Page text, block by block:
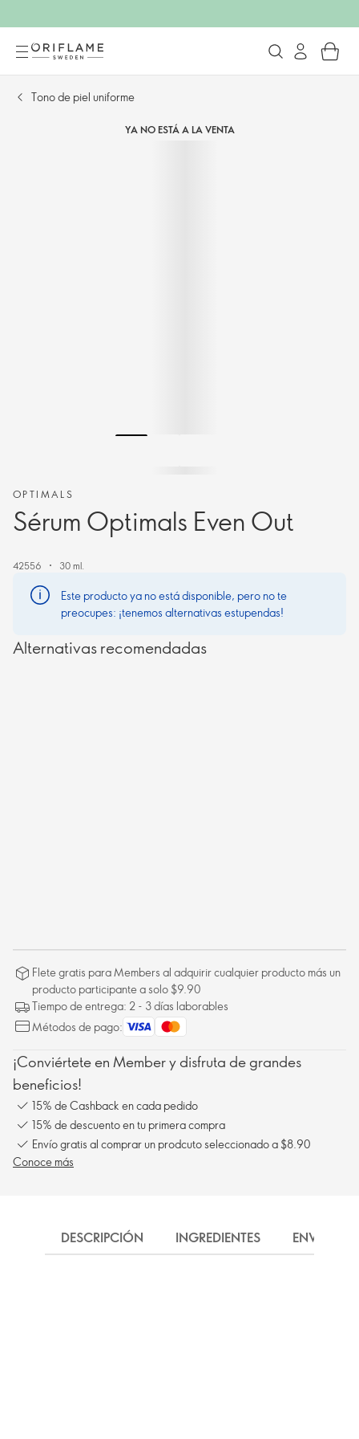
Tono de piel uniforme
YA NO ESTÁ A LA VENTA
OPTIMALS
Sérum Optimals Even Out
42556 30 ml.
Este producto ya no está disponible, pero no te
preocupes: ¡tenemos alternativas estupendas!
Alternativas recomendadas
Flete gratis para Members al adquirir cualquier producto más un
producto participante a solo $9.90
Tiempo de entrega: 2 - 3 días laborables
Métodos de pago:
¡Conviértete en Member y disfruta de grandes
beneficios!
15% de Cashback en cada pedido
15% de descuento en tu primera compra
Envío gratis al comprar un prodcuto seleccionado a $8.90
Conoce más
DESCRIPCIÓN INGREDIENTES ENVÍO